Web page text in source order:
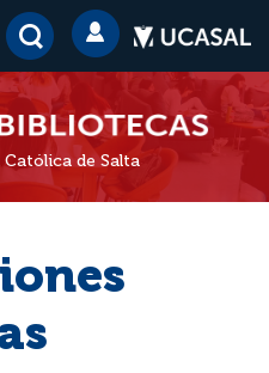
de Salta